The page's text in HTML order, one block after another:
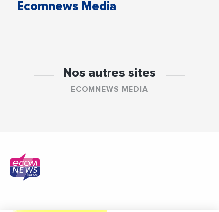
Ecomnews Media
Nos autres sites
ECOMNEWS MEDIA